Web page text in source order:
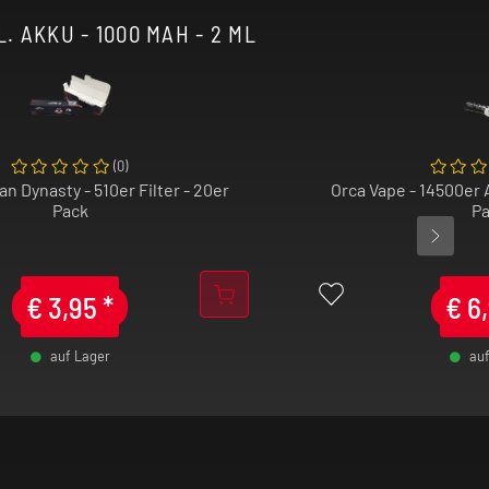
AKKU - 1000 MAH - 2 ML
€ 3,95*
auf Lager
(0)
Dynasty - 510er Filter - 20er
Pack
€
Orca Vape -